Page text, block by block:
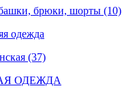
брюки, шорты (10)
одежда
(37)
ОДЕЖДА